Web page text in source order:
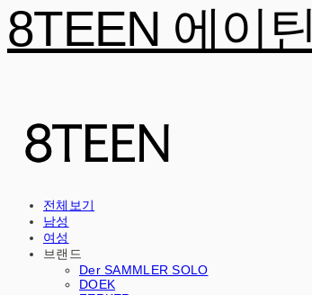
8TEEN 에이틴
전체보기
남성
여성
브랜드
Der SAMMLER SOLO
DOEK